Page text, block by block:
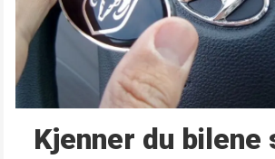
Kjenner du bilene